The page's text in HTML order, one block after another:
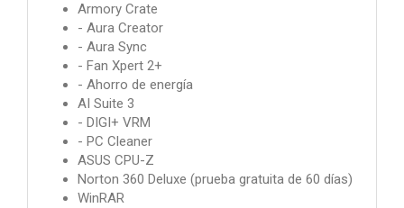
Armory Crate
- Aura Creator
- Aura Sync
- Fan Xpert 2+
- Ahorro de energía
AI Suite 3
- DIGI+ VRM
- PC Cleaner
ASUS CPU-Z
Norton 360 Deluxe (prueba gratuita de 60 días)
WinRAR